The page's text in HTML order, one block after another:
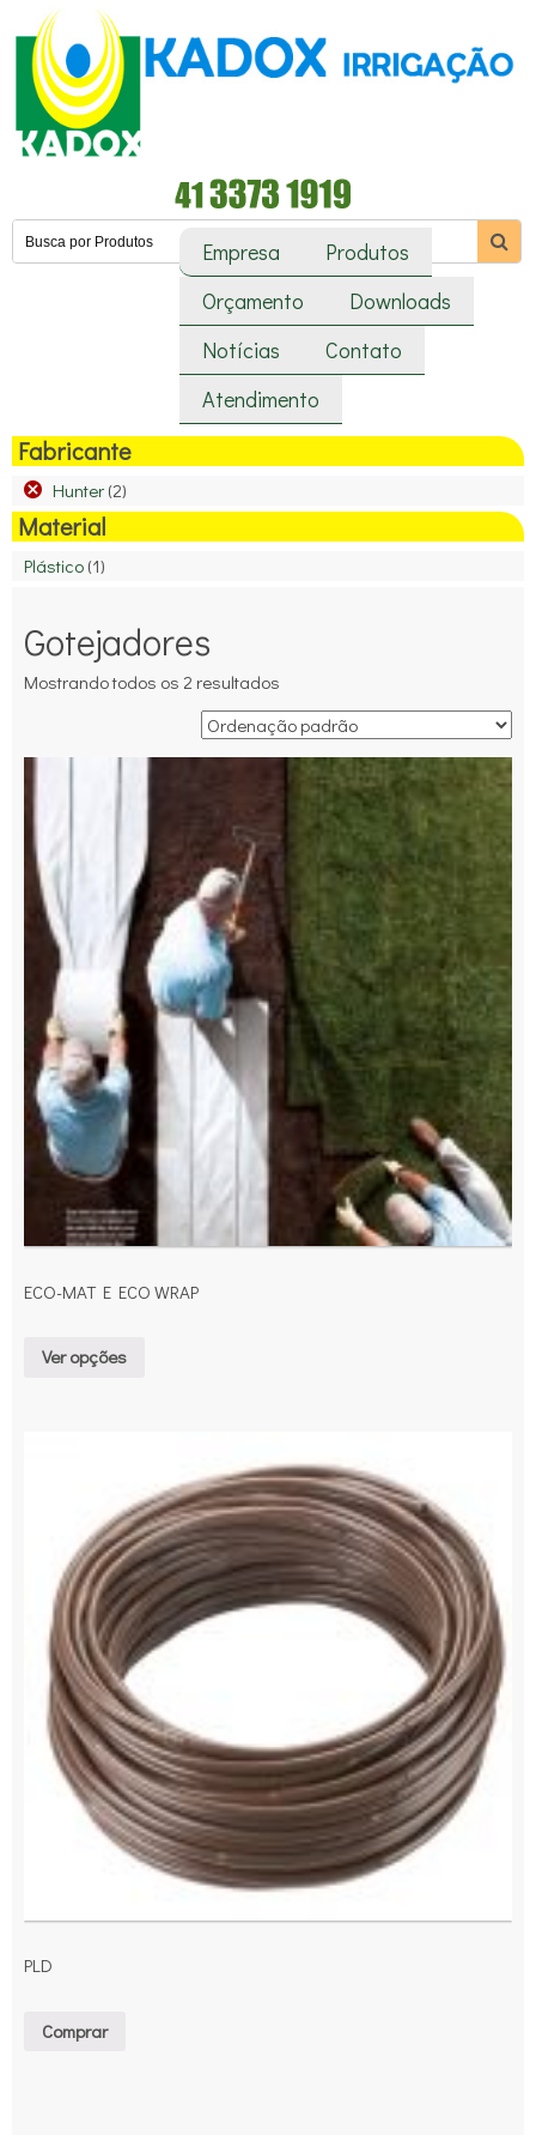
Empresa
Produtos
Orçamento
Downloads
Notícias
Contato
Atendimento
Fabricante
Hunter (2)
Material
Plástico (1)
Gotejadores
Mostrando todos os 2 resultados
ECO-MAT E ECO WRAP
Ver opções
PLD
Comprar